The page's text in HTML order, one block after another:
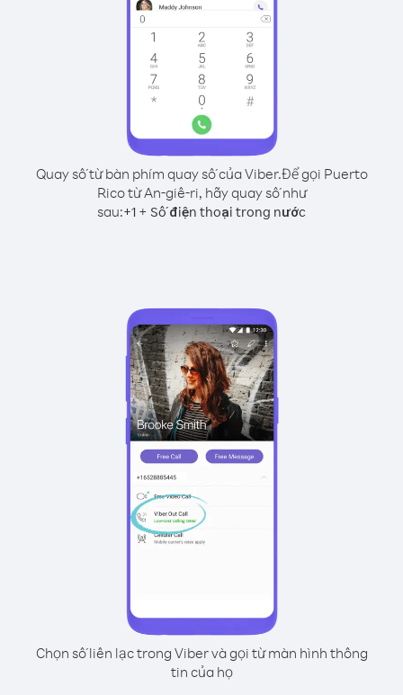
Quay số từ bàn phím quay số của Viber.Để gọi Puerto
Rico từ An-giê-ri, hãy quay số như
sau:+1 + Số điện thoại trong nước
Chọn số liên lạc trong Viber và gọi từ màn hình thông
tin của họ